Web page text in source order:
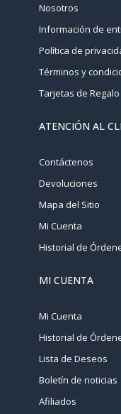
Nosotros
Información de
Política de
Términos y
Tarjetas de Regalo
ATENCIÓN AL
Contáctenos
Devoluciones
Mapa del Sitio
Mi Cuenta
Historial de
MI CUENTA
Mi Cuenta
Historial de
Lista de Deseos
Boletín de noticias
Afiliados